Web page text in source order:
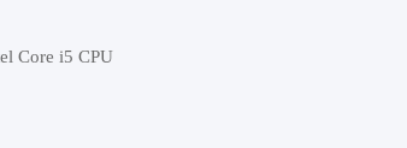
Core i5 CPU